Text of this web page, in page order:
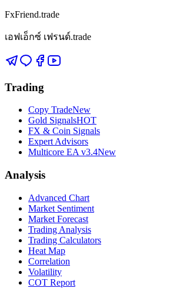
FxFriend.trade
เอฟเอ็กซ์ เฟรนด์.trade
Trading
Copy TradeNew
Gold SignalsHOT
FX & Coin Signals
Expert Advisors
Multicore EA v3.4New
Analysis
Advanced Chart
Market Sentiment
Market Forecast
Trading Analysis
Trading Calculators
Heat Map
Correlation
Volatility
COT Report